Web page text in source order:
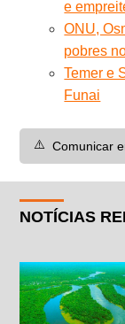
e
ONU,
pobres
Temer e
Funai
⚠️ Comunicar
NOTÍCIAS